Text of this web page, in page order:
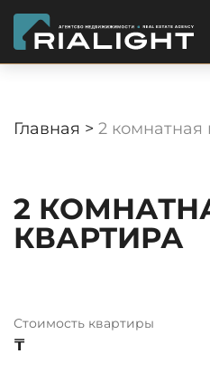
Главная > 2 комнатная
2
КВАРТИРА
Стоимость квартиры
₸